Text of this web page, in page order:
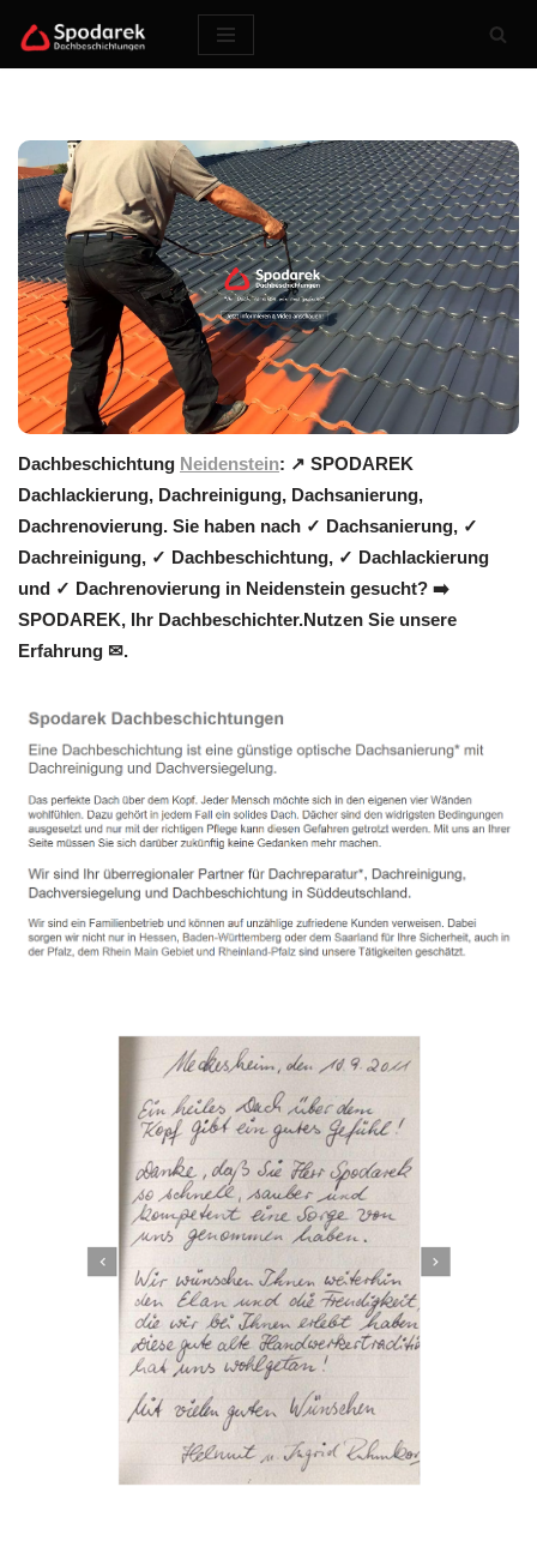
Zum
Dachbeschichtung Neidenstein: ↗️ SPODAREK
Dachlackierung, Dachreinigung, Dachsanierung,
Dachrenovierung. Sie haben nach ✓ Dachsanierung, ✓
Dachreinigung, ✓ Dachbeschichtung, ✓ Dachlackierung
und ✓ Dachrenovierung in Neidenstein gesucht? ➡️
SPODAREK, Ihr Dachbeschichter.Nutzen Sie unsere
Erfahrung ✉.